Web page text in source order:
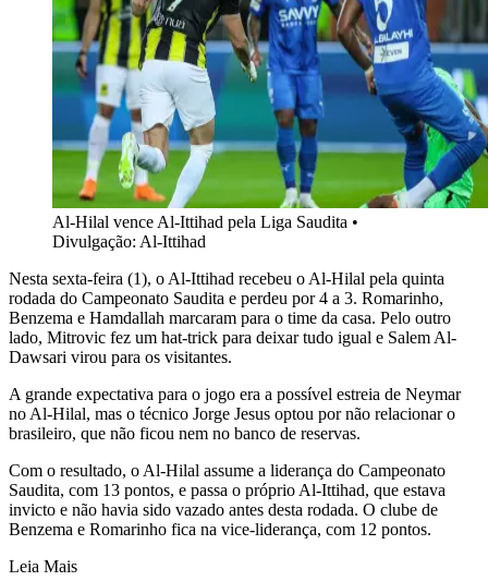
Al-Hilal vence Al-Ittihad pela Liga Saudita •
Divulgação: Al-Ittihad
Nesta sexta-feira (1), o Al-Ittihad recebeu o Al-Hilal pela quinta
rodada do Campeonato Saudita e perdeu por 4 a 3. Romarinho,
Benzema e Hamdallah marcaram para o time da casa. Pelo outro
lado, Mitrovic fez um hat-trick para deixar tudo igual e Salem Al-
Dawsari virou para os visitantes.
A grande expectativa para o jogo era a possível estreia de Neymar
no Al-Hilal, mas o técnico Jorge Jesus optou por não relacionar o
brasileiro, que não ficou nem no banco de reservas.
Com o resultado, o Al-Hilal assume a liderança do Campeonato
Saudita, com 13 pontos, e passa o próprio Al-Ittihad, que estava
invicto e não havia sido vazado antes desta rodada. O clube de
Benzema e Romarinho fica na vice-liderança, com 12 pontos.
Leia Mais